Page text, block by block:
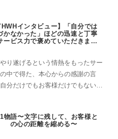
ていただきたいと思います！そうい
できてなかった...
インタビュー】「自分では
かなかった」ほどの迅速と丁寧
ービス力で褒めていただきまし
り遂げるという情熱をもったサー
中で得た、本心からの感謝の言
分だけでもお客様だけでもない、
物語〜文字に残して、お客様と
の心の距離を縮める〜